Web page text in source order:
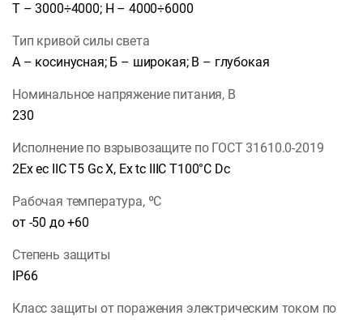
Т – 3000÷4000; Н – 4000÷6000
Тип кривой силы света
А – косинусная; Б – широкая; В – глубокая
Номинальное напряжение питания, В
230
Исполнение по взрывозащите по ГОСТ 31610.0-2019
2Ex ec IIС T5 Gc X, Ex tc IIIC T100°C Dc
Рабочая температура, ºС
от -50 до +60
Степень защиты
IP66
Класс защиты от поражения электрическим током по